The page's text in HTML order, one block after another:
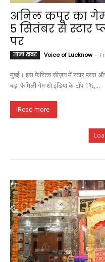
अनिल कपूर का गेम
5 सितंबर से स्टार
पर
ताजा खबर Voice of Lucknow -
मुंबई। इस फेस्टिव सीज़न में स्टार प्लस
बड़ा फैमिली गेम शो इंडिया के टॉप 1%,...
Read more